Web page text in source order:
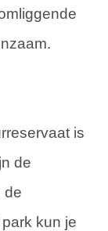
is
de
de
kun je